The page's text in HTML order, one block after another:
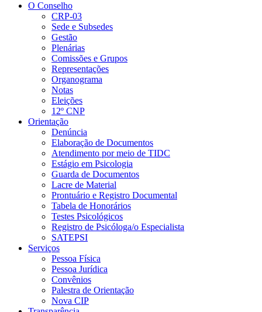
O Conselho
CRP-03
Sede e Subsedes
Gestão
Plenárias
Comissões e Grupos
Representações
Organograma
Notas
Eleições
12º CNP
Orientação
Denúncia
Elaboração de Documentos
Atendimento por meio de TIDC
Estágio em Psicologia
Guarda de Documentos
Lacre de Material
Prontuário e Registro Documental
Tabela de Honorários
Testes Psicológicos
Registro de Psicóloga/o Especialista
SATEPSI
Serviços
Pessoa Física
Pessoa Jurídica
Convênios
Palestra de Orientação
Nova CIP